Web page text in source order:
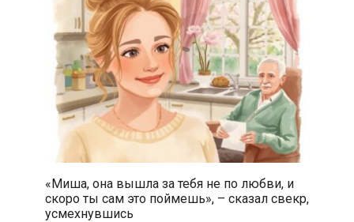
«Миша, она вышла за тебя не по любви, и
скоро ты сам это поймешь», – сказал свекр,
усмехнувшись